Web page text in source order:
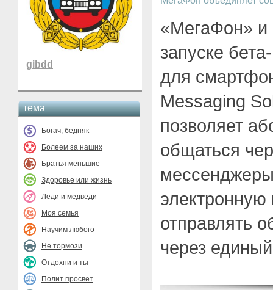
gibdd
тема
Богач, бедняк
Болеем за наших
Братья меньшие
Здоровье или жизнь
Леди и медведи
Моя семья
Научим любого
Не тормози
Отдохни и ты
Полит просвет
«МегаФон»
запуске
для
Messaging
позволяет
общаться
электронную
отправлять
через